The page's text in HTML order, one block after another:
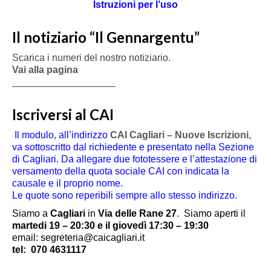
Istruzioni per l’uso
Il notiziario “Il Gennargentu”
Scarica i numeri del nostro notiziario.
Vai alla pagina
Iscriversi al CAI
Il modulo, all’indirizzo CAI Cagliari – Nuove Iscrizioni,
va sottoscritto dal richiedente e presentato nella Sezione
di Cagliari. Da allegare due fototessere e l’attestazione di
versamento della quota sociale CAI con indicata la
causale e il proprio nome.
Le quote sono reperibili sempre allo stesso indirizzo.
Siamo a Cagliari in Via delle Rane 27. Siamo aperti il
martedi 19 – 20:30 e il giovedì 17:30 – 19:30
email: segreteria@caicagliari.it
tel: 070 4631117